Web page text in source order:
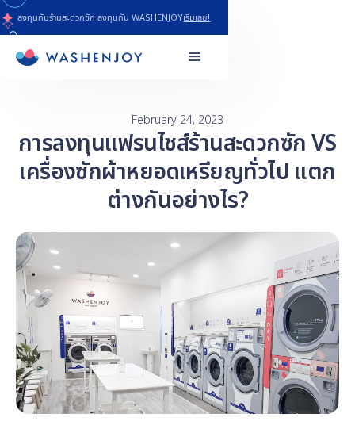
ลงทุนกับร้านสะดวกซัก ลงทุนกับ WASHENJOYเริ่มเลย!
February 24, 2023
การลงทุนแฟรนไชส์ร้านสะดวกซัก VS
เครื่องซักผ้าหยอดเหรียญทั่วไป แตก
ต่างกันอย่างไร?